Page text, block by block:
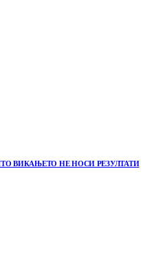
ВИКАЊЕТО НЕ НОСИ РЕЗУЛТАТИ